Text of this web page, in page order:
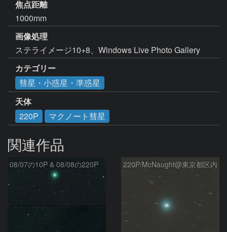
焦点距離
1000mm
画像処理
ステライメージ10+8、Windows Live Photo Gallery
カテゴリー
彗星・小惑星・準惑星
天体
220P
マクノート彗星
関連作品
08/07の10P & 08/08の220P 220P/McNaught@東京都区内